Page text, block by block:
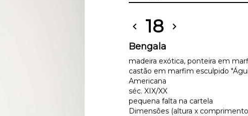
chevron_left 18 chevron_right
Bengala
madeira exótica, ponteira em
castão em marfim esculpido
Americana
séc. XIX/XX
pequena falta na cartela
Dimensões (altura x